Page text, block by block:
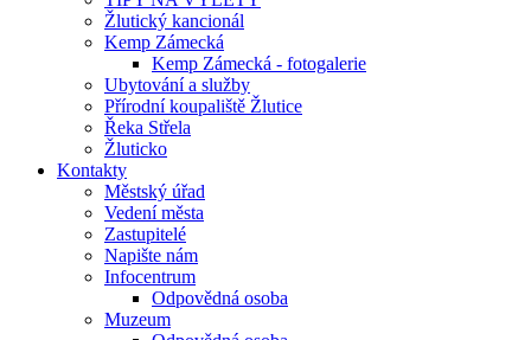
Žlutický kancionál
Kemp Zámecká
Kemp Zámecká - fotogalerie
Ubytování a služby
Přírodní koupaliště Žlutice
Řeka Střela
Žluticko
Kontakty
Městský úřad
Vedení města
Zastupitelé
Napište nám
Infocentrum
Odpovědná osoba
Muzeum